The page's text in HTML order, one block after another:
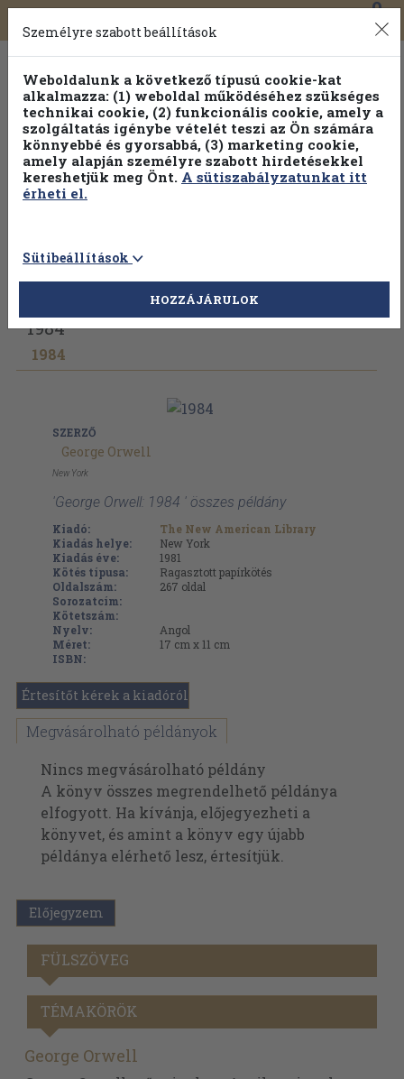
Toggle
navigation
0
Vissza az előző oldalra Válasszon példányt
1984
1984
SZERZŐ
George Orwell
New York
'George Orwell: 1984 ' összes példány
Kiadó:
The New American Library
Kiadás helye:
New York
Kiadás éve:
1981
Kötés típusa:
Ragasztott papírkötés
Oldalszám:
267 oldal
Sorozatcím:
Kötetszám:
Nyelv:
Angol
Méret:
17 cm x 11 cm
ISBN:
Értesítőt kérek a kiadóról
Megvásárolható példányok
Nincs megvásárolható példány
A könyv összes megrendelhető példánya
elfogyott. Ha kívánja, előjegyezheti a
könyvet, és amint a könyv egy újabb
példánya elérhető lesz, értesítjük.
Előjegyzem
FÜLSZÖVEG
TÉMAKÖRÖK
George Orwell
Személyre szabott beállítások
Weboldalunk a következő típusú cookie-kat
alkalmazza: (1) weboldal működéséhez szükséges
technikai cookie, (2) funkcionális cookie, amely a
szolgáltatás igénybe vételét teszi az Ön számára
könnyebbé és gyorsabbá, (3) marketing cookie,
amely alapján személyre szabott hirdetésekkel
kereshetjük meg Önt. A sütiszabályzatunkat itt
érheti el.
Sütibeállítások
HOZZÁJÁRULOK